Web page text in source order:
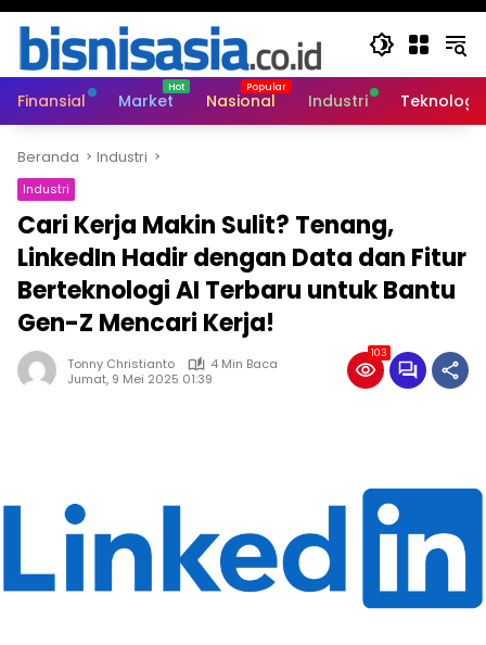
Finansial Market Nasional Industri Teknologi
Beranda Industri
Industri
Cari Kerja Makin Sulit? Tenang,
LinkedIn Hadir dengan Data dan Fitur
Berteknologi AI Terbaru untuk Bantu
Gen-Z Mencari Kerja!
Tonny Christianto
4 Min Baca
Jumat, 9 Mei 2025 01:39
103